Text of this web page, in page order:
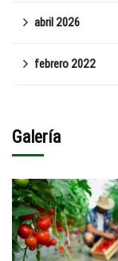
abril 2026
febrero 2022
Galería